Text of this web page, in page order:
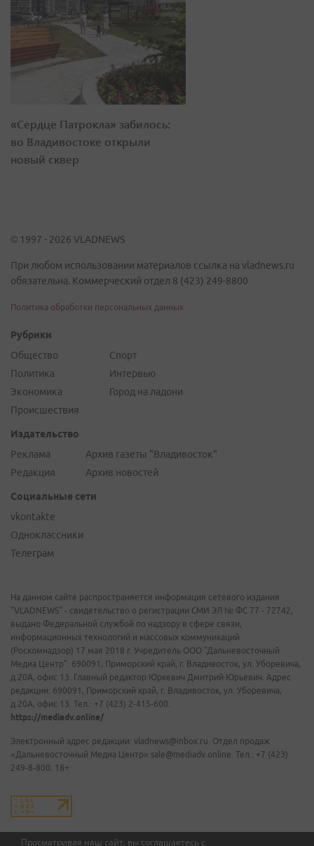
Просматривая наш сайт, вы соглашаетесь с
«Сердце Патрокла» забилось:
во Владивостоке открыли
новый сквер
© 1997 - 2026 VLADNEWS
При любом использовании материалов ссылка на vladnews.ru
обязательна. Коммерческий отдел 8 (423) 249-8800
Политика обработки персональных данных
Рубрики
Общество
Политика
Экономика
Происшествия
Спорт
Интервью
Город на ладони
Издательство
Реклама
Редакция
Архив газеты "Владивосток"
Архив новостей
Социальные сети
vkontakte
Одноклассники
Телеграм
На данном сайте распространяется информация сетевого издания
"VLADNEWS" - свидетельство о регистрации СМИ ЭЛ № ФС 77 - 72742,
выдано Федеральной службой по надзору в сфере связи,
информационных технологий и массовых коммуникаций
(Роскомнадзор) 17 мая 2018 г. Учредитель ООО "Дальневосточный
Медиа Центр". 690091, Приморский край, г. Владивосток, ул. Уборевича,
д.20А, офис 13. Главный редактор Юркевич Дмитрий Юрьевич. Адрес
редакции: 690091, Приморский край, г. Владивосток, ул. Уборевича,
д.20А, офис 13. Тел.: +7 (423) 2-415-600.
https://mediadv.online/
Электронный адрес редакции: vladnews@inbox.ru. Отдел продаж
«Дальневосточный Медиа Центр» sale@mediadv.online. Тел.: +7 (423)
249-8-800. 18+